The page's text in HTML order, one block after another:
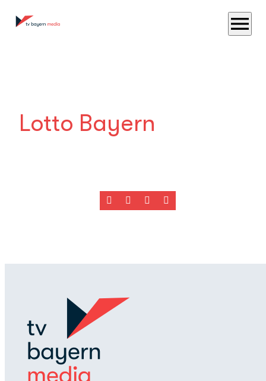
menu
Lotto Bayern